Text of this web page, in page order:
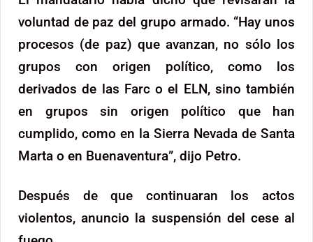
voluntad de paz del grupo armado. “Hay unos
procesos (de paz) que avanzan, no sólo los
grupos con origen político, como los
derivados de las Farc o el ELN, sino también
en grupos sin origen político que han
cumplido, como en la Sierra Nevada de Santa
Marta o en Buenaventura”, dijo Petro.
Después de que continuaran los actos
violentos, anuncio la suspensión del cese al